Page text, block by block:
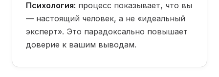
Психология: процесс показывает, что вы
— настоящий человек, а не «идеальный
эксперт». Это парадоксально повышает
доверие к вашим выводам.